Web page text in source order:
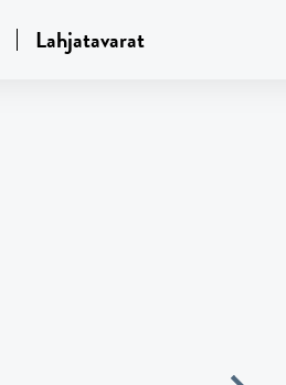
Lahjatavarat